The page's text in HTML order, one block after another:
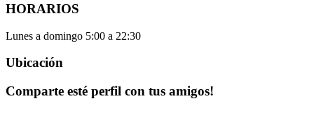
HORARIOS
Lunes a domingo 5:00 a 22:30
Ubicación
Comparte esté perfil con tus amigos!